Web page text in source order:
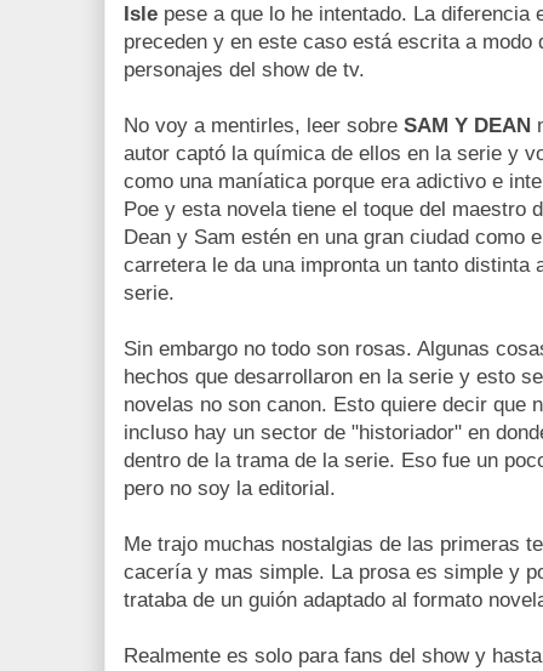
Isle pese a que lo he intentado. La
preceden y en este caso está escrita a modo
personajes del show de tv.
No voy a mentirles, leer sobre SAM Y DEAN
autor captó la química de ellos en la serie y
como una maníatica porque era adictivo e
Poe y esta novela tiene el toque del maestro
Dean y Sam estén en una gran ciudad como
carretera le da una impronta un tanto distinta
serie.
Sin embargo no todo son rosas. Algunas
hechos que desarrollaron en la serie y esto
novelas no son canon. Esto quiere decir que
incluso hay un sector de "historiador" en
dentro de la trama de la serie. Eso fue un
pero no soy la editorial.
Me trajo muchas nostalgias de las primeras
cacería y mas simple. La prosa es simple y
trataba de un guión adaptado al formato
Realmente es solo para fans del show y